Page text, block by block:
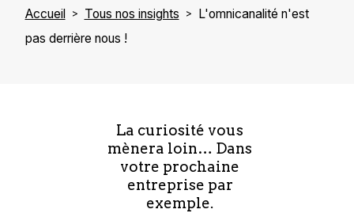
Accueil Tous nos insights
L'omnicanalité n'est
pas derrière nous !
La curiosité vous
mènera loin… Dans
votre prochaine
entreprise par
exemple.